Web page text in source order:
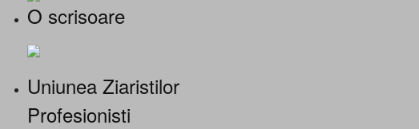
O scrisoare
Uniunea Ziaristilor
Profesionisti